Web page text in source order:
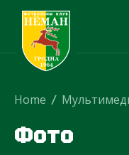
Home /
Фото